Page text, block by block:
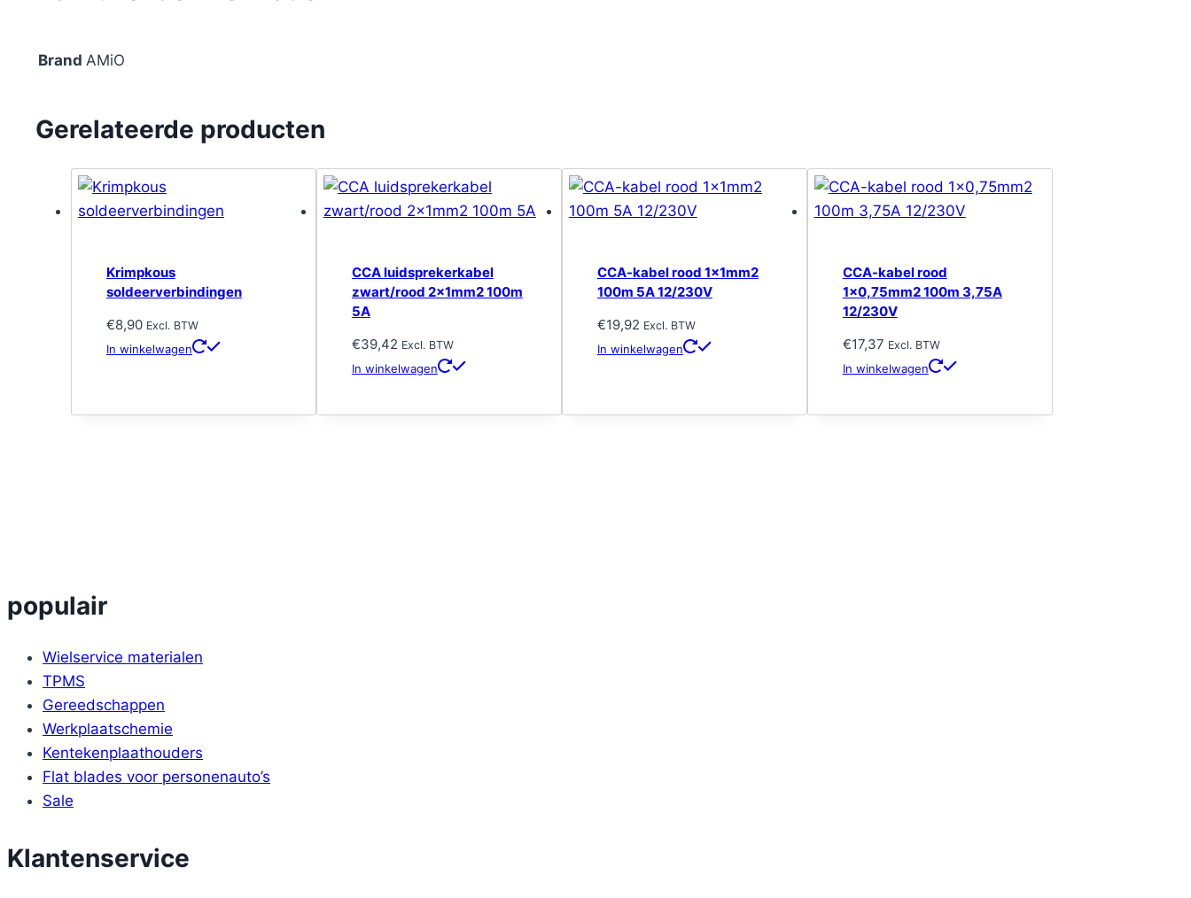
Brand AMiO
Gerelateerde producten
Krimpkous
soldeerverbindingen
€8,90 Excl. BTW
In winkelwagen
CCA luidsprekerkabel
zwart/rood 2x1mm2 100m
5A
€39,42 Excl. BTW
In winkelwagen
CCA-kabel rood 1x1mm2
100m 5A 12/230V
€19,92 Excl. BTW
In winkelwagen
CCA-kabel rood
1×0,75mm2 100m 3,75A
12/230V
€17,37 Excl. BTW
In winkelwagen
populair
Wielservice materialen
TPMS
Gereedschappen
Werkplaatschemie
Kentekenplaathouders
Flat blades voor personenauto’s
Sale
Klantenservice